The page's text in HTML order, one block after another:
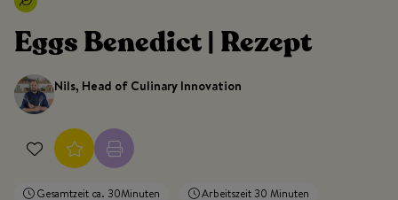
Eggs Benedict | Rezept
Nils, Head of Culinary Innovation
Gesamtzeit ca. 30Minuten
Arbeitszeit 30 Minuten